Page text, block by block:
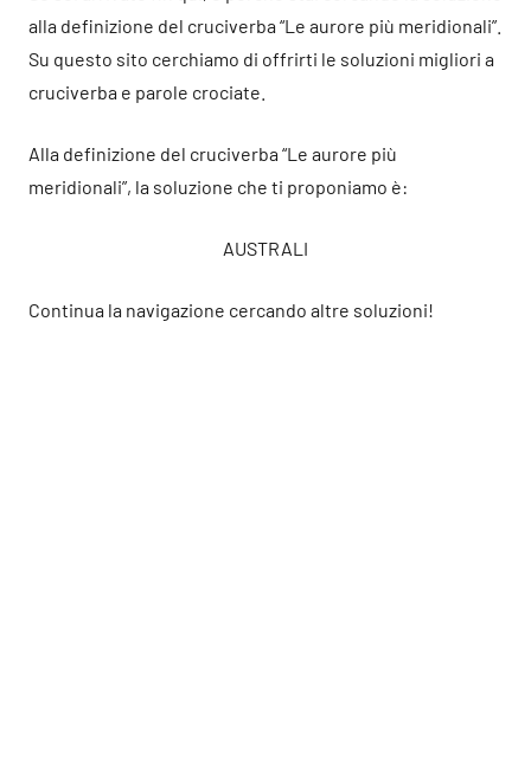
alla definizione del cruciverba “Le aurore più meridionali”.
Su questo sito cerchiamo di offrirti le soluzioni migliori a
cruciverba e parole crociate.
Alla definizione del cruciverba “Le aurore più
meridionali”, la soluzione che ti proponiamo è:
AUSTRALI
Continua la navigazione cercando altre soluzioni!